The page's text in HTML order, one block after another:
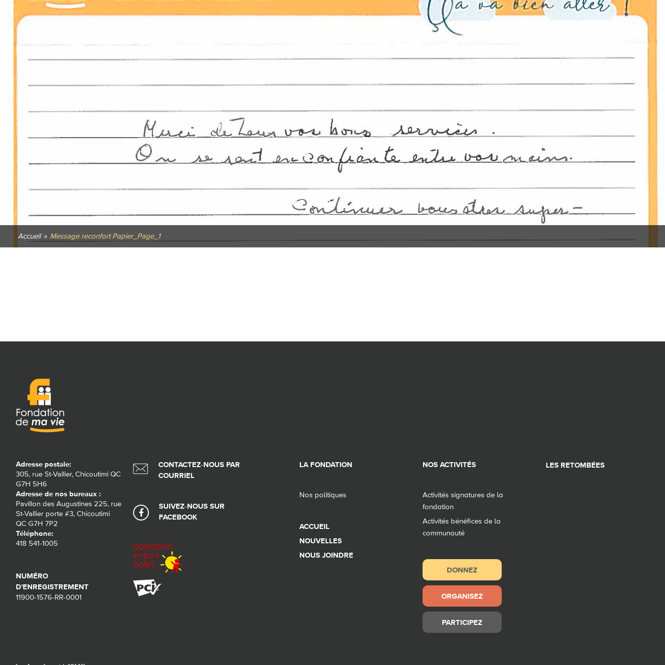
Accueil » Message reconfort Papier_Page_1
Adresse postale:
305, rue St-Vallier, Chicoutimi QC
G7H 5H6
Adresse de nos bureaux :
Pavillon des Augustines 225, rue
St-Vallier porte #3, Chicoutimi
QC G7H 7P2
Téléphone:
418 541-1005
NUMÉRO
D'ENREGISTREMENT
11900-1576-RR-0001
CONTACTEZ-NOUS PAR
COURRIEL
SUIVEZ-NOUS SUR
FACEBOOK
LA FONDATION
Nos politiques
ACCUEIL
NOUVELLES
NOUS JOINDRE
NOS ACTIVITÉS
Activités signatures de la
fondation
Activités bénéfices de la
communauté
DONNEZ
ORGANISEZ
PARTICIPEZ
LES RETOMBÉES